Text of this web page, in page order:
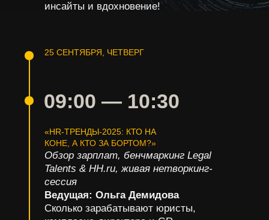
инсайты и вдохновение!
25 СЕНТЯБРЯ, ЧЕТВЕРГ
«HR-ТРЕНДЫ-2025: КТО НА
КОНЕ, А КТО ЗА БОРТОМ?»
Обзор зарплат, бенчмаркинг Legal
Talents & HH.ru, живая нетворкинг-
сессия
Ведущая: Ольга Демидова
Сколько зарабатывают юристы,
09:00 — 10:30